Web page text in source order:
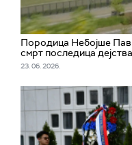
Породица Небојше
смрт последица
23. 06. 2026.